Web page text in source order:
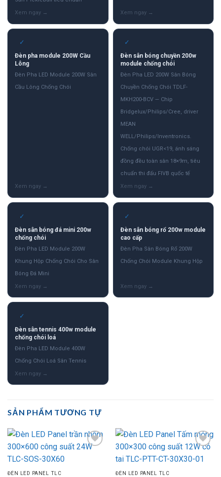
✓
Đèn pha module 200W Cầu
Lông
Đèn Pha LED Module 200W Sân
Cầu Lông Chống Chói
✓
Đèn sân bóng chuyền 200w
module chống chói
Đèn Pha LED 200W Sân Bóng
Chuyền Chống Chói TDLF-
MKH200-BCV — Chip
Bridgelux/Philips/Cree, driver
MEAN
WELL/Philips/Inventronics.
Chống chói UGR<19, ánh sáng
đồng đều toàn sân 18×9m, tiêu
chuẩn thi đấu FIVB quốc tế
✓
Đèn sân bóng đá mini 200w
chống chói
Đèn Pha LED Module 200W
Khung Hộp Chống Chói Cho Sân
Bóng Đá Mini
✓
Đèn sân bóng rổ 200w module
cao cấp
Đèn Pha Sân Bóng Rổ 200W
Chống Chói Module Khung Hộp
✓
Đèn sân tennis 400w module
chống chói loá
Đèn Pha LED Module 400W
Chống Chói Loá Sân Tennis
SẢN PHẨM TƯƠNG TỰ
ĐÈN LED PANEL TLC
wishlist
ĐÈN LED PANEL TLC